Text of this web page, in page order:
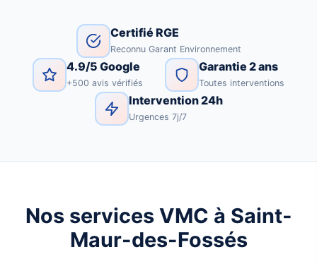
Certifié RGE
Reconnu Garant Environnement
4.9/5 Google
+500 avis vérifiés
Garantie 2 ans
Toutes interventions
Intervention 24h
Urgences 7j/7
Nos services VMC à Saint-
Maur-des-Fossés